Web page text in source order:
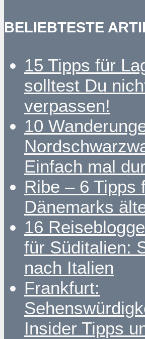
BELIEBTESTE
15 Tipps für
solltest Du
verpassen!
10
Einfach mal
Ribe – 6 Tipps
Dänemarks
16
für Süditalien:
nach Italien
Frankfurt:
Insider Tipps